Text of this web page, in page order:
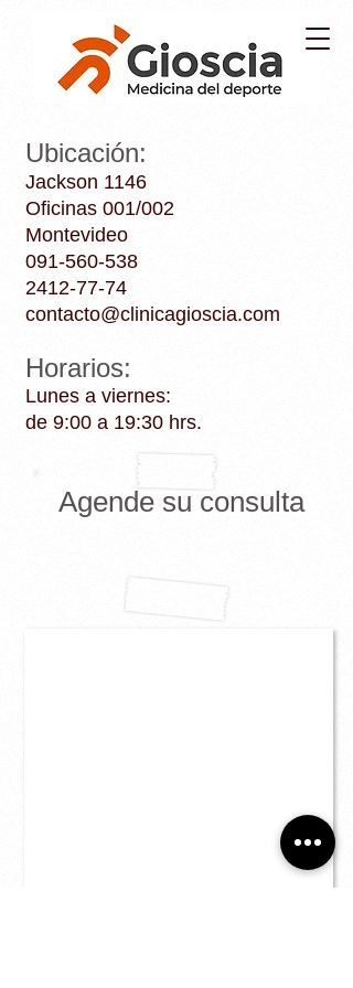
Ubicación:
Jackson 1146
Oficinas 001/002
Montevideo
091-560-538
2412-77-74
contacto@clinicagioscia.com
Horarios:
​Lunes a viernes:
de 9:00 a 19:30 hrs.
Agende su consulta